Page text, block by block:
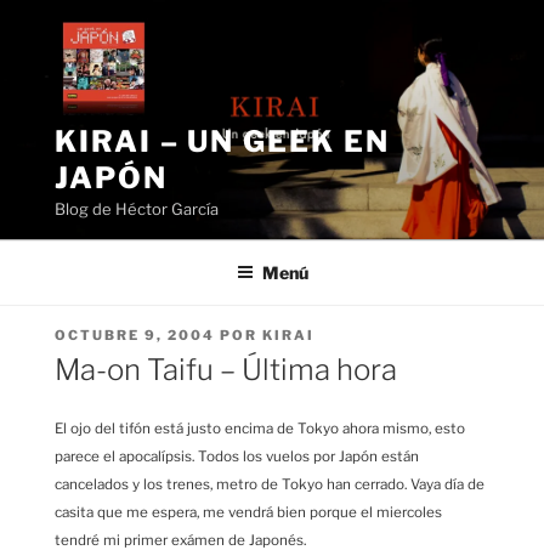
contenido
KIRAI – UN GEEK EN
JAPÓN
Blog de Héctor García
Menú
PUBLICADO
EL
OCTUBRE 9, 2004 POR KIRAI
Ma-on Taifu – Última hora
El ojo del tifón está justo encima de Tokyo ahora mismo, esto
parece el apocalípsis. Todos los vuelos por Japón están
cancelados y los trenes, metro de Tokyo han cerrado. Vaya día de
casita que me espera, me vendrá bien porque el miercoles
tendré mi primer exámen de Japonés.